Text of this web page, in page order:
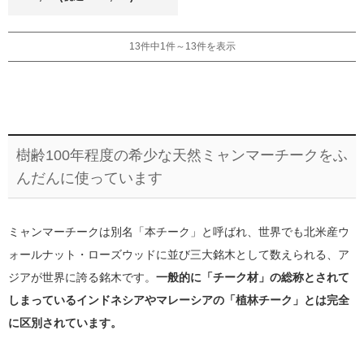
13件中1件～13件を表示
樹齢100年程度の希少な天然ミャンマーチークをふ
んだんに使っています
ミャンマーチークは別名「本チーク」と呼ばれ、世界でも北米産ウ
ォールナット・ローズウッドに並び三大銘木として数えられる、ア
ジアが世界に誇る銘木です。 一般的に「チーク材」の総称とされて
しまっているインドネシアやマレーシアの「植林チーク」とは完全
に区別されています。